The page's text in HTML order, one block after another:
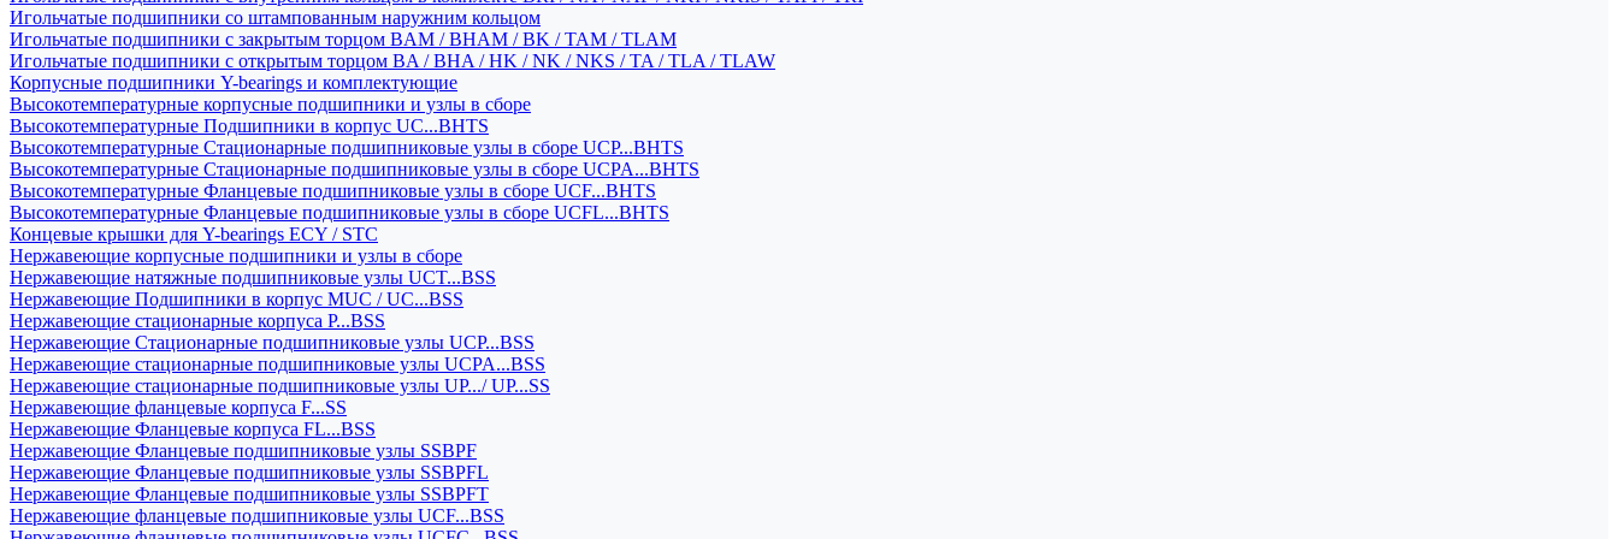
Игольчатые подшипники со штампованным наружним кольцом
Игольчатые подшипники с закрытым торцом BAM / BHAM / BK / TAM / TLAM
Игольчатые подшипники с открытым торцом BA / BHA / HK / NK / NKS / TA / TLA / TLAW
Корпусные подшипники Y-bearings и комплектующие
Высокотемпературные корпусные подшипники и узлы в сборе
Высокотемпературные Подшипники в корпус UC...BHTS
Высокотемпературные Стационарные подшипниковые узлы в сборе UCP...BHTS
Высокотемпературные Стационарные подшипниковые узлы в сборе UCPA...BHTS
Высокотемпературные Фланцевые подшипниковые узлы в сборе UCF...BHTS
Высокотемпературные Фланцевые подшипниковые узлы в сборе UCFL...BHTS
Концевые крышки для Y-bearings ECY / STC
Нержавеющие корпусные подшипники и узлы в сборе
Нержавеющие натяжные подшипниковые узлы UCT...BSS
Нержавеющие Подшипники в корпус MUC / UC...BSS
Нержавеющие стационарные корпуса P...BSS
Нержавеющие Стационарные подшипниковые узлы UCP...BSS
Нержавеющие стационарные подшипниковые узлы UCPA...BSS
Нержавеющие стационарные подшипниковые узлы UP.../ UP...SS
Нержавеющие фланцевые корпуса F...SS
Нержавеющие Фланцевые корпуса FL...BSS
Нержавеющие Фланцевые подшипниковые узлы SSBPF
Нержавеющие Фланцевые подшипниковые узлы SSBPFL
Нержавеющие Фланцевые подшипниковые узлы SSBPFT
Нержавеющие фланцевые подшипниковые узлы UCF...BSS